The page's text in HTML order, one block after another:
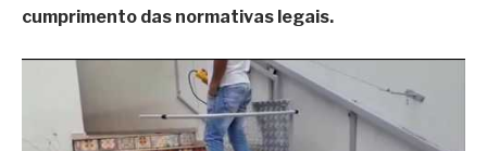
cumprimento das normativas legais.